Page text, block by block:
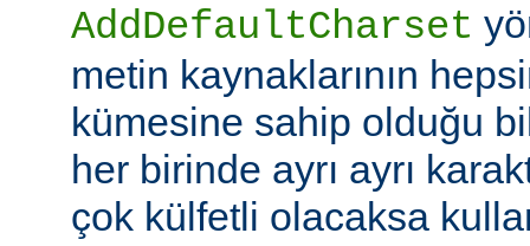
AddDefaultCharset
metin kaynaklarının
kümesine sahip olduğu
her birinde ayrı ayrı
çok külfetli olacaksa